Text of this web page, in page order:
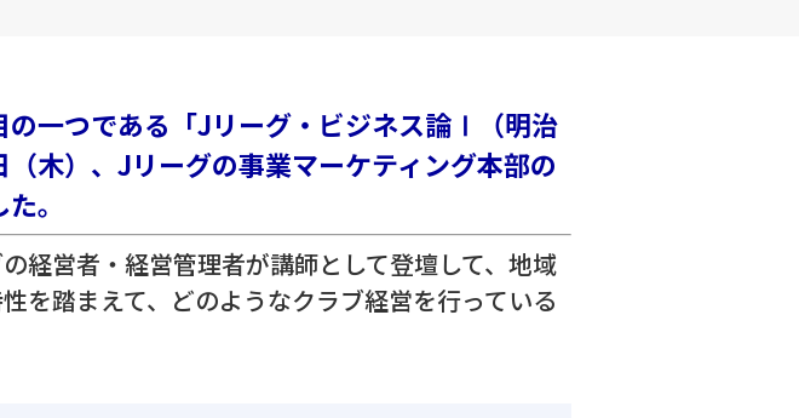
一つである「Jリーグ・ビジネス論Ⅰ（明治
木）、Jリーグの事業マーケティング本部の
。
経営者・経営管理者が講師として登壇して、地域
を踏まえて、どのようなクラブ経営を行っている